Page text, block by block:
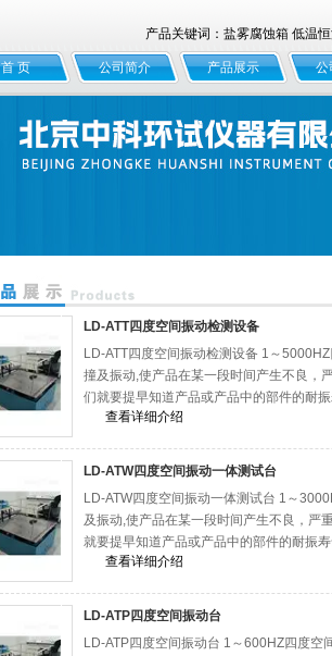
产品关键词：盐雾腐蚀箱 低温
首 页 公司简介 产品展示 公
LD-ATT四度空间振动检测设备
LD-ATT四度空间振动检测设备 1～
撞及振动,使产品在某一段时间产生不良，
们就要提早知道产品或产品中的部件的耐振
查看详细介绍
LD-ATW四度空间振动一体测试台
LD-ATW四度空间振动一体测试台 1～
及振动,使产品在某一段时间产生不良，严
就要提早知道产品或产品中的部件的耐振寿
查看详细介绍
LD-ATP四度空间振动台
LD-ATP四度空间振动台 1～600HZ四度